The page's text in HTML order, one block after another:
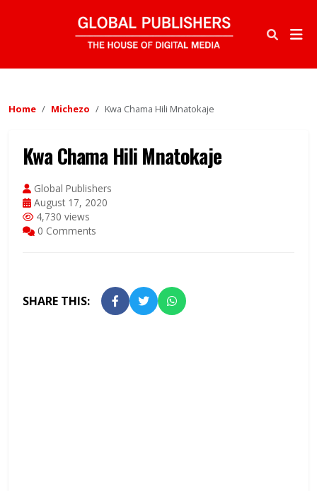
Home Michezo Kwa Chama Hili Mnatokaje
Kwa Chama Hili Mnatokaje
Global Publishers
August 17, 2020
4,730 views
0 Comments
SHARE THIS: